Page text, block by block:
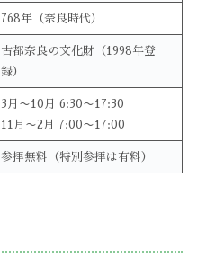
768年（奈良時代）
古都奈良の文化財（1998年登
録）
3月〜10月 6:30〜17:30
11月〜2月 7:00〜17:00
参拝無料（特別参拝は有料）